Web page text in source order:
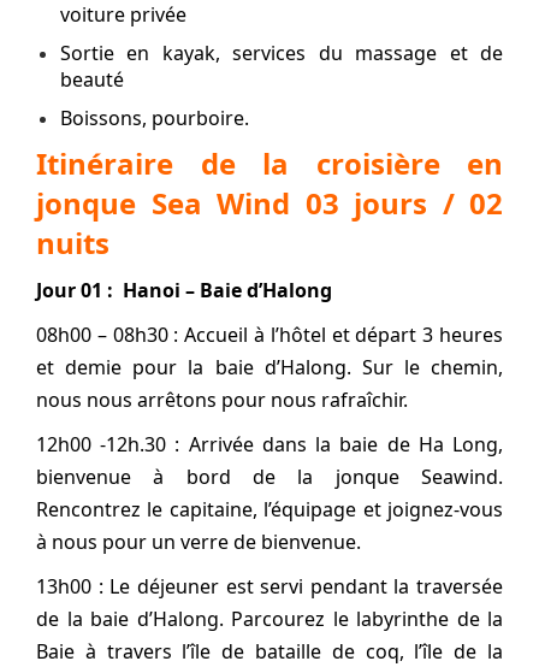
voiture privée
Sortie en kayak, services du massage et de
beauté
Boissons, pourboire.
Itinéraire de la croisière en
jonque Sea Wind 03 jours / 02
nuits
Jour 01 : Hanoi – Baie d’Halong
08h00 – 08h30 : Accueil à l’hôtel et départ 3 heures
et demie pour la baie d’Halong. Sur le chemin,
nous nous arrêtons pour nous rafraîchir.
12h00 -12h.30 : Arrivée dans la baie de Ha Long,
bienvenue à bord de la jonque Seawind.
Rencontrez le capitaine, l’équipage et joignez-vous
à nous pour un verre de bienvenue.
13h00 : Le déjeuner est servi pendant la traversée
de la baie d’Halong. Parcourez le labyrinthe de la
Baie à travers l’île de bataille de coq, l’île de la